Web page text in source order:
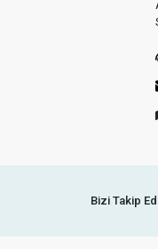
Bizi Takip